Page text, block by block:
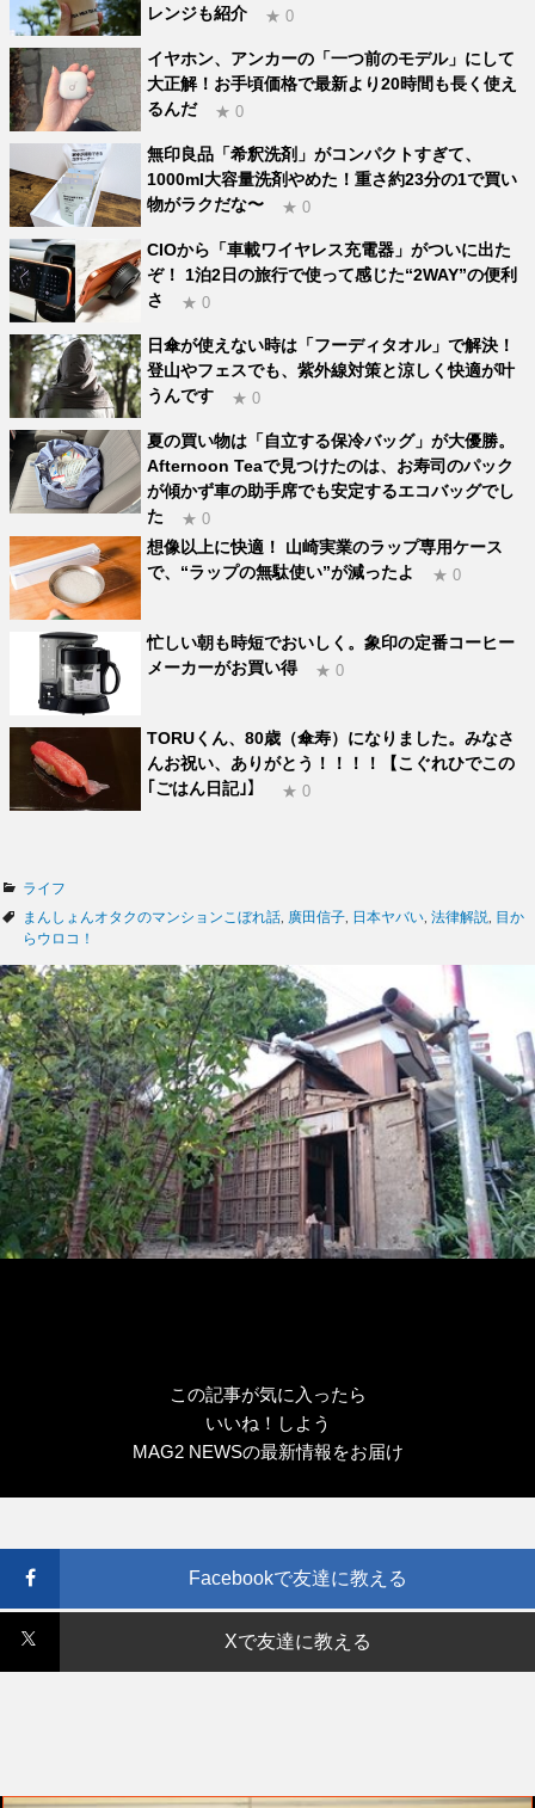
レンジも紹介
★ 0
イヤホン、アンカーの「一つ前のモデル」にして
大正解！お手頃価格で最新より20時間も長く使え
るんだ
★ 0
無印良品「希釈洗剤」がコンパクトすぎて、
1000ml大容量洗剤やめた！重さ約23分の1で買い
物がラクだな〜
★ 0
CIOから「車載ワイヤレス充電器」がついに出た
ぞ！ 1泊2日の旅行で使って感じた“2WAY”の便利
さ
★ 0
日傘が使えない時は「フーディタオル」で解決！
登山やフェスでも、紫外線対策と涼しく快適が叶
うんです
★ 0
夏の買い物は「自立する保冷バッグ」が大優勝。
Afternoon Teaで見つけたのは、お寿司のパック
が傾かず車の助手席でも安定するエコバッグでし
た
★ 0
想像以上に快適！ 山崎実業のラップ専用ケース
で、“ラップの無駄使い”が減ったよ
★ 0
忙しい朝も時短でおいしく。象印の定番コーヒー
メーカーがお買い得
★ 0
TORUくん、80歳（傘寿）になりました。みなさ
んお祝い、ありがとう！！！！【こぐれひでこの
｢ごはん日記｣】
★ 0
カ
テ
ゴ
ー
ライフ
タ
グ
まんしょんオタクのマンションこぼれ話 廣田信子 日本ヤバい 法律解説
目か
らウロコ！
この記事が気に入ったら
いいね！しよう
MAG2 NEWSの最新情報をお届け
Facebookで友達に教える
Xで友達に教える